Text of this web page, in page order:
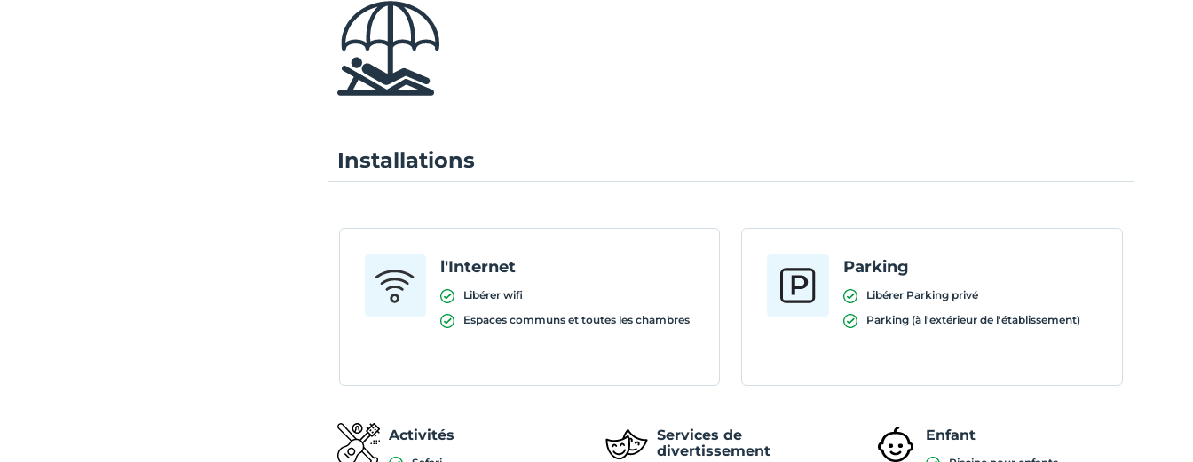
Installations
l'Internet
Libérer wifi
Espaces communs et toutes les chambres
Parking
Libérer Parking privé
Parking (à l'extérieur de l'établissement)
Activités
Services de
divertissement
Enfant